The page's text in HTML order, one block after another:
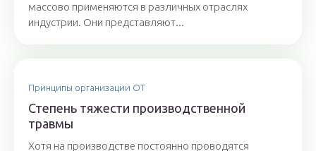
массово применяются в различных отраслях
индустрии. Они представляют...
Принципы организации ОТ
Степень тяжести производственной
травмы
Хотя на производстве постоянно проводятся